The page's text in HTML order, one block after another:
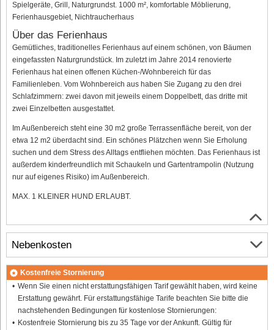
Spielgeräte, Grill, Naturgrundst. 1000 m², komfortable Möblierung,
Ferienhausgebiet, Nichtraucherhaus
Über das Ferienhaus
Gemütliches, traditionelles Ferienhaus auf einem schönen, von Bäumen
eingefassten Naturgrundstück. Im zuletzt im Jahre 2014 renovierte
Ferienhaus hat einen offenen Küchen-/Wohnbereich für das
Familienleben. Vom Wohnbereich aus haben Sie Zugang zu den drei
Schlafzimmern: zwei davon mit jeweils einem Doppelbett, das dritte mit
zwei Einzelbetten ausgestattet.
Im Außenbereich steht eine 30 m2 große Terrassenfläche bereit, von der
etwa 12 m2 überdacht sind. Ein schönes Plätzchen wenn Sie Erholung
suchen und dem Stress des Alltags entfliehen möchten. Das Ferienhaus ist
außerdem kinderfreundlich mit Schaukeln und Gartentrampolin (Nutzung
nur auf eigenes Risiko) im Außenbereich.
MAX. 1 KLEINER HUND ERLAUBT.
Nebenkosten
Kostenfreie Stornierung
Wenn Sie einen nicht erstattungsfähigen Tarif gewählt haben, wird keine
Erstattung gewährt. Für erstattungsfähige Tarife beachten Sie bitte die
nachstehenden Bedingungen für kostenlose Stornierungen:
Kostenfreie Stornierung bis zu 35 Tage vor der Ankunft. Gültig für